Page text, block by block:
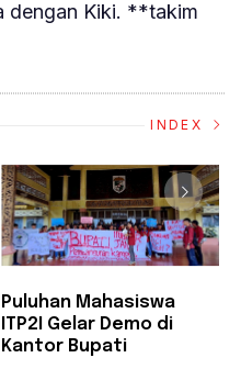
dengan Kiki. **takim
INDEX
Puluhan Mahasiswa
ITP2I Gelar Demo di
Kantor Bupati